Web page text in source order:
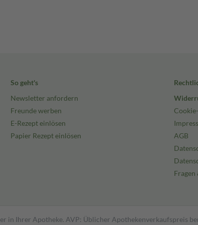
So geht's
Newsletter anfordern
Freunde werben
E-Rezept einlösen
Papier Rezept einlösen
AGB
in Ihrer Apotheke. AVP: Üblicher Apothekenverkaufspreis